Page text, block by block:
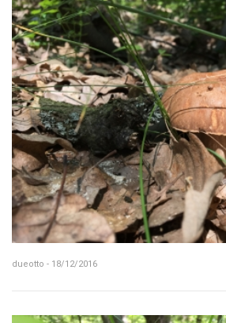
dueotto - 18/12/2016